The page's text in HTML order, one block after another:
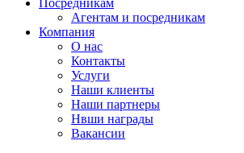
Посредникам
Агентам и посредникам
Компания
О нас
Контакты
Услуги
Наши клиенты
Наши партнеры
Нвши награды
Вакансии